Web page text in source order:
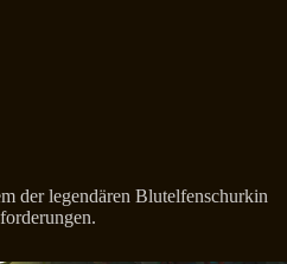
der legendären Blutelfenschurkin